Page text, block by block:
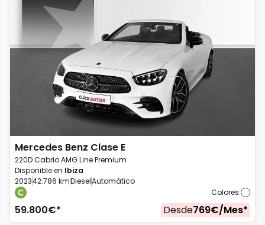
Mercedes Benz Clase E
220D Cabrio AMG Line Premium
Disponible en Ibiza
202342.786 kmDieselAutomático
Colores:
59.800€* Desde769€/Mes*